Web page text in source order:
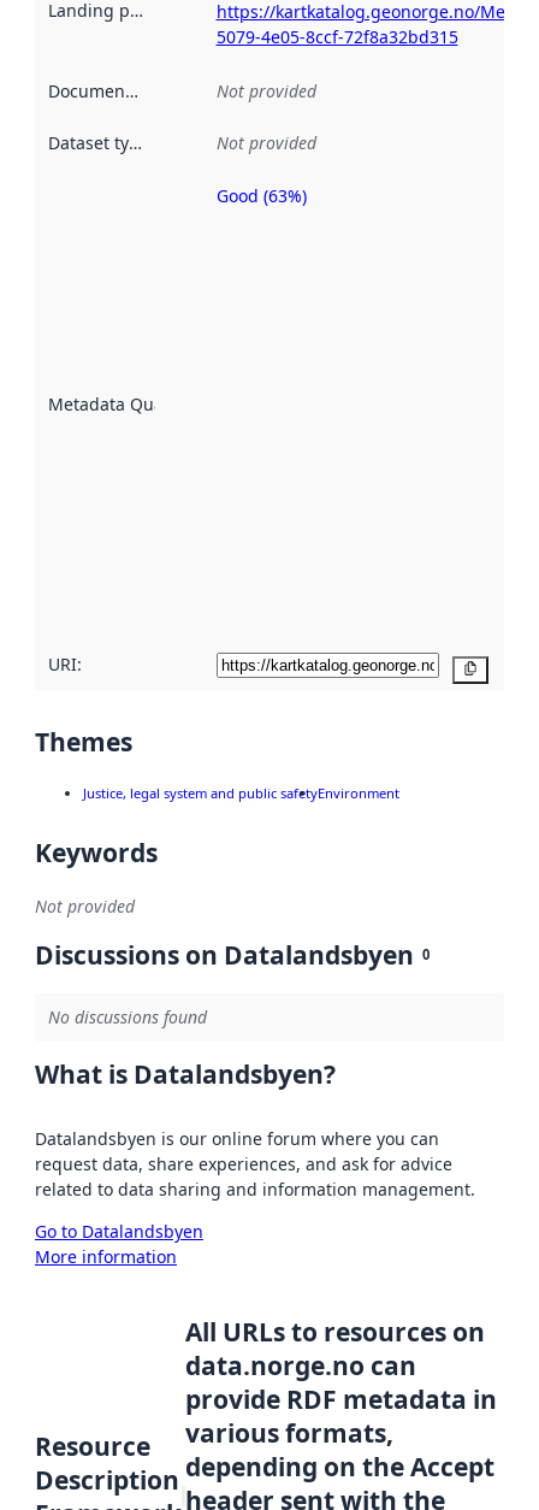
Landing page
https://kartkatalog.geonorge.no/
5079-4e05-8ccf-72f8a32bd315
Documentation Not provided
Dataset type Not provided
Metadata Quality
Metadata
Good (63%)
URI:
Themes
Justice, legal system and public safetyEnvironment
Keywords
Not provided
Discussions on Datalandsbyen 0
No discussions found
What is Datalandsbyen?
Datalandsbyen is our online forum where you can
request data, share experiences, and ask for advice
related to data sharing and information management.
Go to Datalandsbyen
More information
Resource
Description
All URLs to resources on
data.norge.no can
provide RDF metadata in
various formats,
depending on the Accept
header sent with the